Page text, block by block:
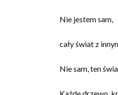
Nie jestem sam,
cały świat z
Nie sam, ten